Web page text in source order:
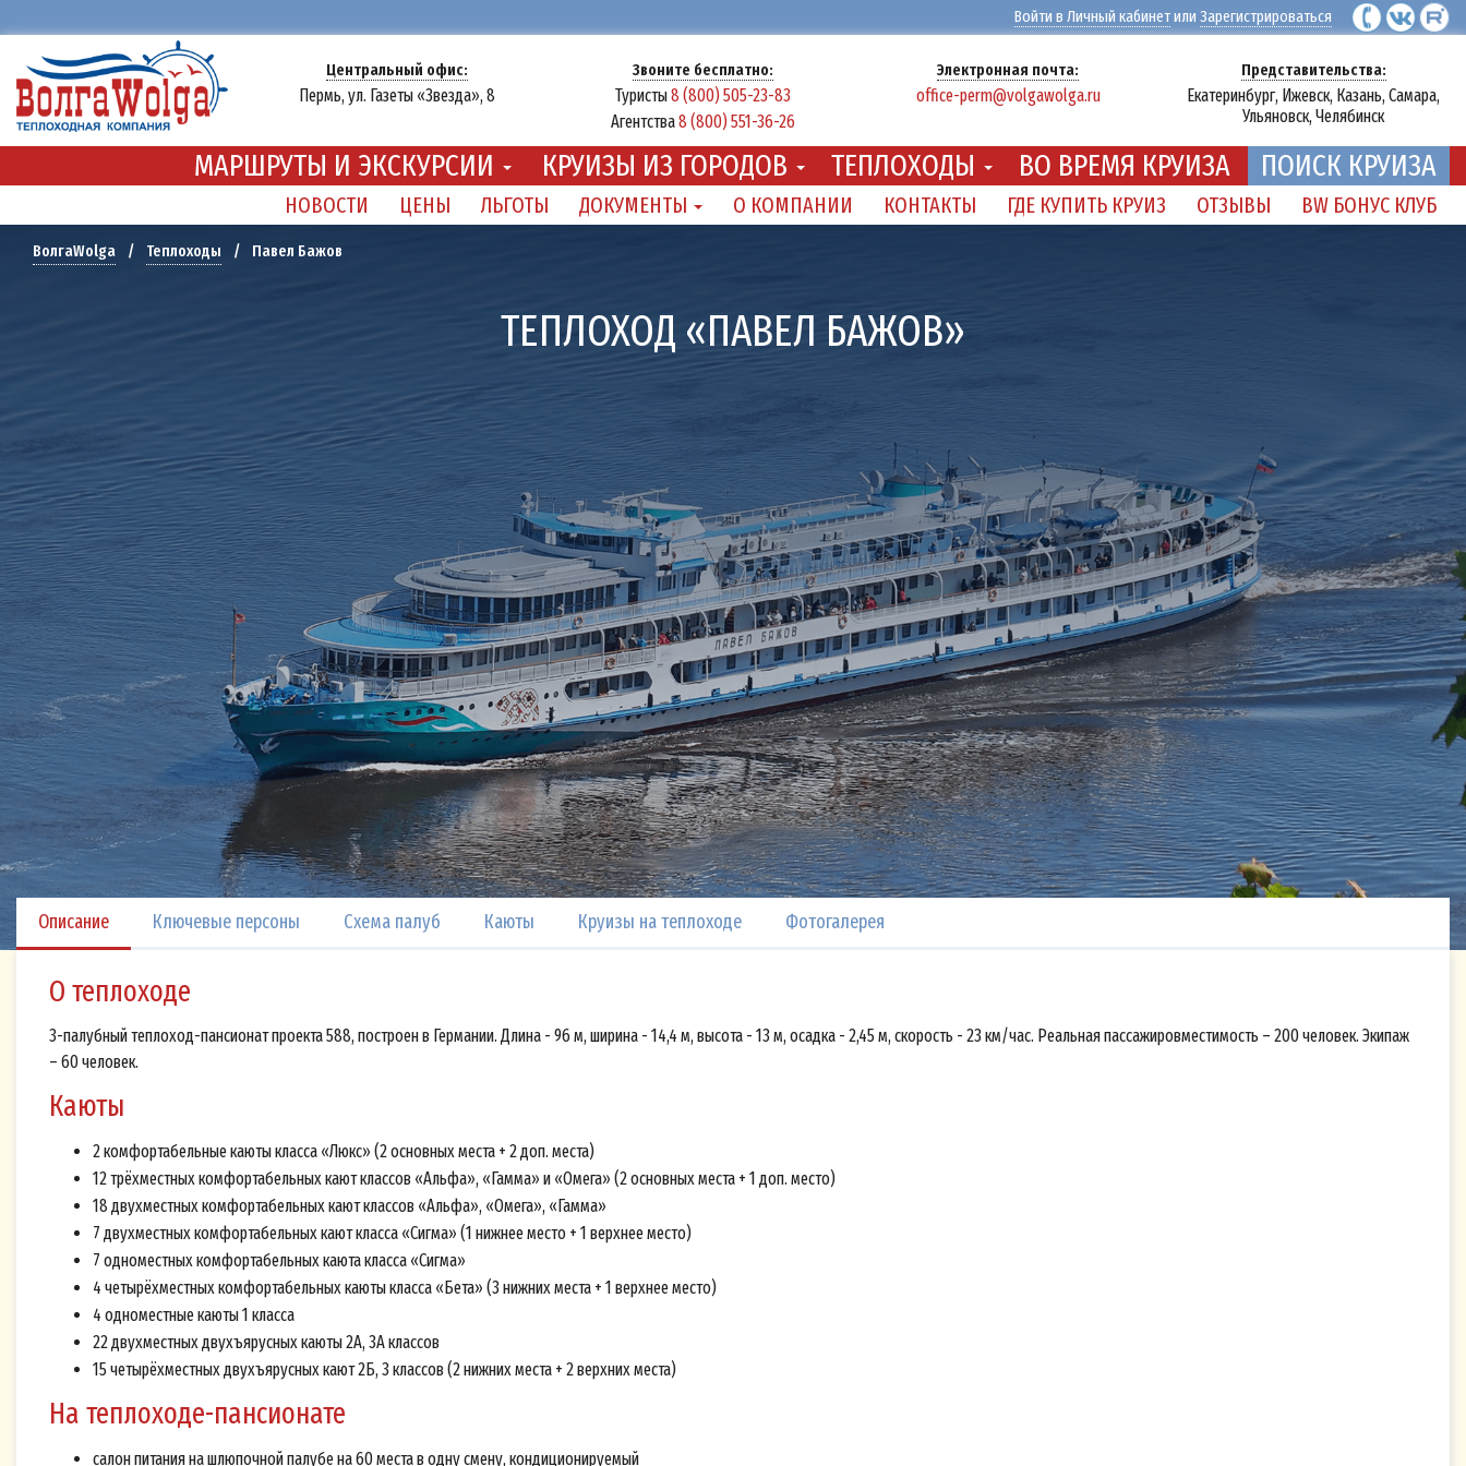
Войти в Личный кабинетили Зарегистрироваться
Центральный офис:
Пермь, ул. Газеты «Звезда», 8
Звоните бесплатно:
Туристы8 (800) 505-23-83
Агентства8 (800) 551-36-26
Электронная почта:
office-perm@volgawolga.ru
Представительства:
Екатеринбург, Ижевск, Казань, Самара,
Ульяновск, Челябинск
МАРШРУТЫ И ЭКСКУРСИИ КРУИЗЫ ИЗ ГОРОДОВ ТЕПЛОХОДЫ ВО ВРЕМЯ КРУИЗА ПОИСК КРУИЗА
НОВОСТИ ЦЕНЫ ЛЬГОТЫ ДОКУМЕНТЫ О КОМПАНИИ КОНТАКТЫ ГДЕ КУПИТЬ КРУИЗ ОТЗЫВЫ BW БОНУС КЛУБ
ВолгаWolga / Теплоходы / Павел Бажов
ТЕПЛОХОД «ПАВЕЛ БАЖОВ»
Описание Ключевые персоны Схема палуб Каюты Круизы на теплоходе Фотогалерея
О теплоходе
3-палубный теплоход-пансионат проекта 588, построен в Германии. Длина - 96 м, ширина - 14,4 м, высота - 13 м, осадка - 2,45 м, скорость - 23 км/час. Реальная пассажировместимость – 200 человек. Экипаж
– 60 человек.
Каюты
2 комфортабельные каюты класса «Люкс» (2 основных места + 2 доп. места)
12 трёхместных комфортабельных кают классов «Альфа», «Гамма» и «Омега» (2 основных места + 1 доп. место)
18 двухместных комфортабельных кают классов «Альфа», «Омега», «Гамма»
7 двухместных комфортабельных кают класса «Сигма» (1 нижнее место + 1 верхнее место)
7 одноместных комфортабельных каюта класса «Сигма»
4 четырёхместных комфортабельных каюты класса «Бета» (3 нижних места + 1 верхнее место)
4 одноместные каюты 1 класса
22 двухместных двухъярусных каюты 2А, 3А классов
15 четырёхместных двухъярусных кают 2Б, 3 классов (2 нижних места + 2 верхних места)
На теплоходе-пансионате
салон питания на шлюпочной палубе на 60 места в одну смену, кондиционируемый
Согласие на обработку персональных данных (Cookie)
Согласии по адресу электронной почты (и/или номеру мобильного